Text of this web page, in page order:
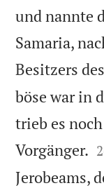
und nannte
Samaria,
Besitzers
böse war in
trieb es
Vorgänger. 
Jerobeams,